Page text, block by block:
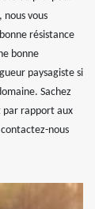
vous
résistance
bonne
paysagiste si
Sachez
par rapport aux
nous